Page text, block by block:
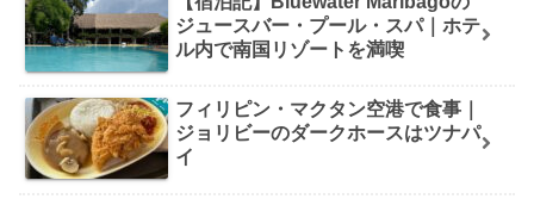
ジュースバー・プール・スパ｜ホテ
ル内で南国リゾートを満喫
フィリピン・マクタン空港で食事｜
ジョリビーのダークホースはツナパ
イ